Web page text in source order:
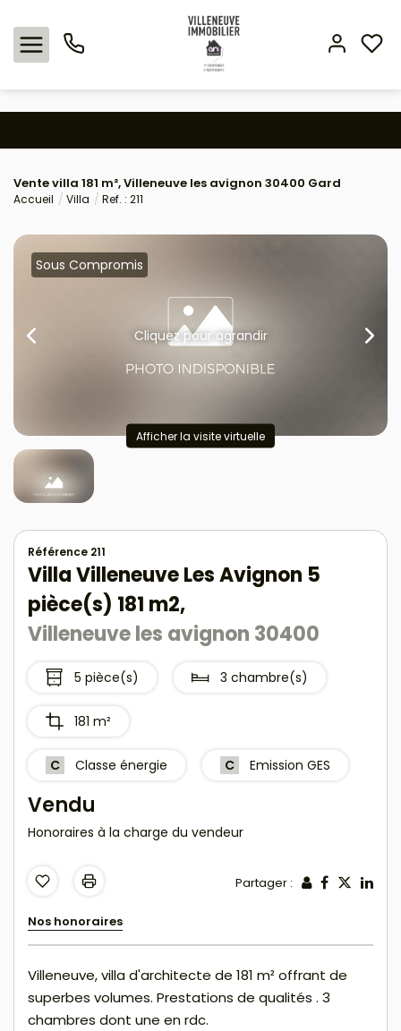
Nos offres
Expertise immobilière
L'agence
Estimation
Avis clients
Vente villa 181 m², Villeneuve les avignon 30400 Gard
Accueil Villa Ref. : 211
Sous Compromis
Cliquez pour agrandir
Afficher la visite virtuelle
Référence 211
Villa Villeneuve Les Avignon 5
pièce(s) 181 m2,
Villeneuve les avignon 30400
5 pièce(s) 3 chambre(s)
181 m²
C Classe énergie C Emission GES
Vendu
Honoraires à la charge du vendeur
Partager :
Nos honoraires
Villeneuve, villa d'architecte de 181 m² offrant de
superbes volumes. Prestations de qualités . 3
chambres dont une en rdc.